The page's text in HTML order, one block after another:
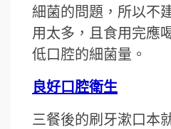
細菌的問題，所以不
用太多，且食用完應
低口腔的細菌量。
良好口腔衛生
三餐後的刷牙漱口本